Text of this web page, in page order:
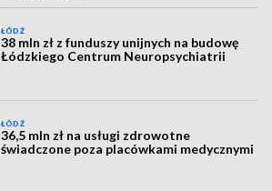
ŁÓDŹ
38 mln zł z funduszy unijnych na budowę
Łódzkiego Centrum Neuropsychiatrii
ŁÓDŹ
36,5 mln zł na usługi zdrowotne
świadczone poza placówkami medycznymi